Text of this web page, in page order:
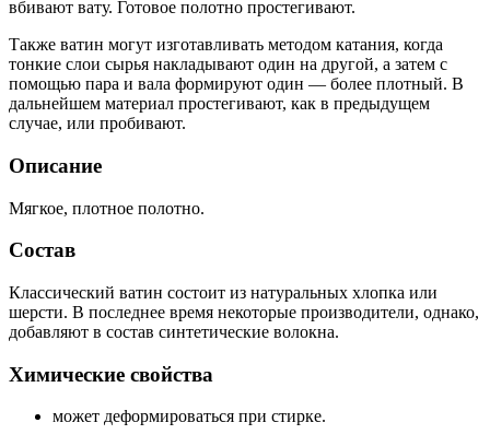
вбивают вату. Готовое полотно простегивают.
Также ватин могут изготавливать методом катания, когда
тонкие слои сырья накладывают один на другой, а затем с
помощью пара и вала формируют один — более плотный. В
дальнейшем материал простегивают, как в предыдущем
случае, или пробивают.
Описание
Мягкое, плотное полотно.
Состав
Классический ватин состоит из натуральных хлопка или
шерсти. В последнее время некоторые производители, однако,
добавляют в состав синтетические волокна.
Химические свойства
может деформироваться при стирке.